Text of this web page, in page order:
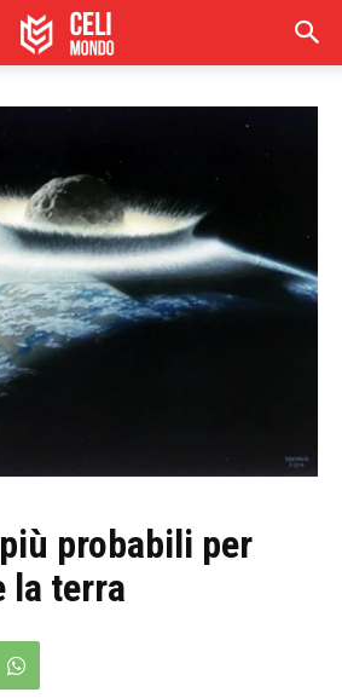
probabili per
la terra